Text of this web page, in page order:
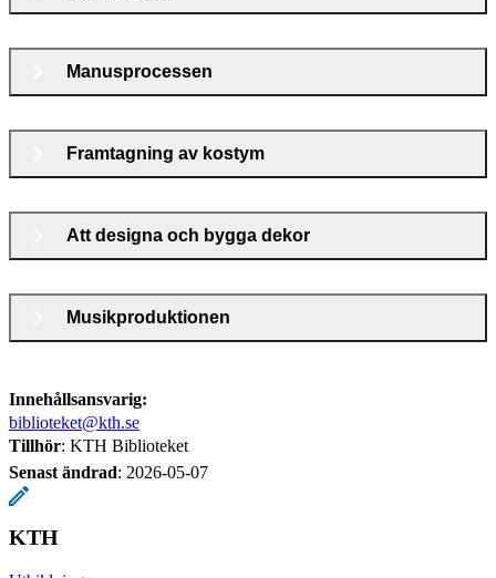
Manusprocessen
Framtagning av kostym
Att designa och bygga dekor
Musikproduktionen
Innehållsansvarig:
biblioteket@kth.se
Tillhör: KTH Biblioteket
Senast ändrad: 2026-05-07
KTH